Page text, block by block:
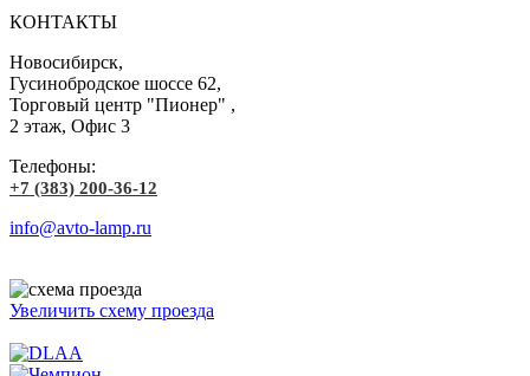
КОНТАКТЫ
Новосибирск,
Гусинобродское шоссе 62,
Торговый центр "Пионер" ,
2 этаж, Офис 3
Телефоны:
+7 (383) 200-36-12
info@avto-lamp.ru
Увеличить схему проезда